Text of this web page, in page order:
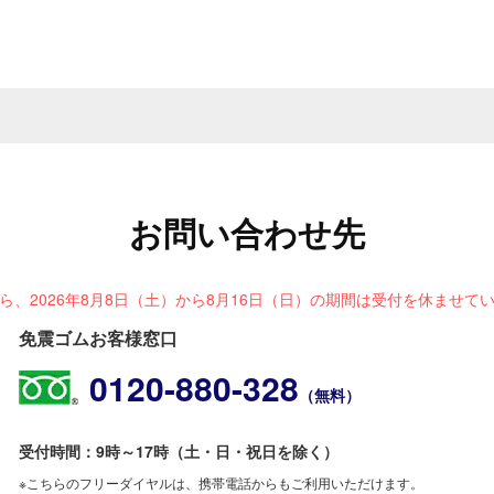
お問い合わせ先
、2026年8月8日（土）から8月16日（日）の期間は受付を休ませてい
免震ゴムお客様窓口
0120-880-328 （無料）
受付時間：9時～17時（土・日・祝日を除く）
こちらのフリーダイヤルは、携帯電話からもご利用いただけます。